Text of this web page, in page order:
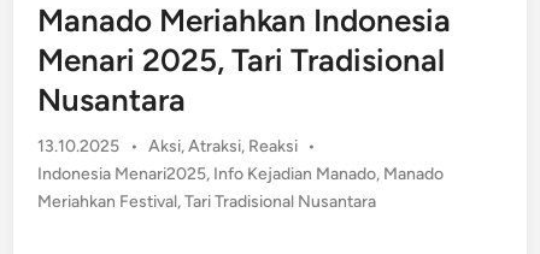
Manado Meriahkan Indonesia
Menari 2025, Tari Tradisional
Nusantara
13.10.2025 • Posted
in
Aksi,Atraksi, Reaksi •
Indonesia Menari2025, Info Kejadian Manado, Manado
Meriahkan Festival,Tari Tradisional Nusantara